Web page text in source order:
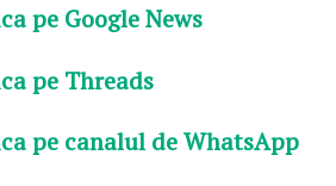
pe Google News
pe Threads
pe canalul de WhatsApp